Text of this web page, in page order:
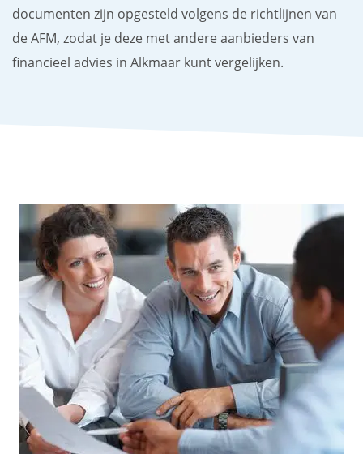
documenten zijn opgesteld volgens de richtlijnen van
de AFM, zodat je deze met andere aanbieders van
financieel advies in Alkmaar kunt vergelijken.